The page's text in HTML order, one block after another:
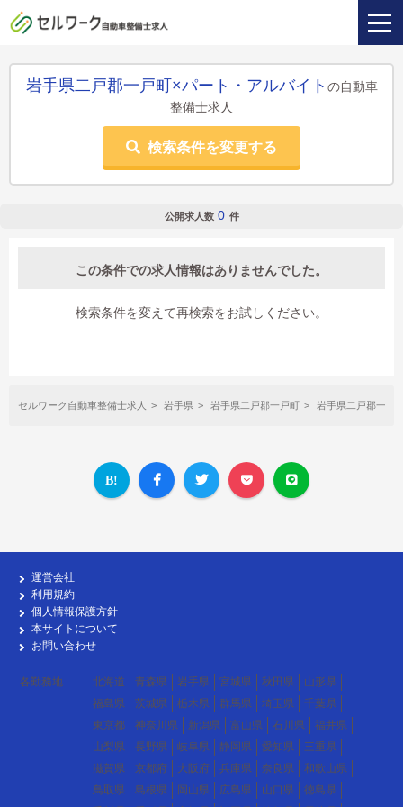
岩手県二戸郡一戸町×パート・アルバイト の自動車
整備士求人
検索条件を変更する
公開求人数 0 件
この条件での求人情報はありませんでした。
検索条件を変えて再検索をお試しください。
セルワーク自動車整備士求人 岩手県 岩手県二戸郡一戸町 岩手県二戸郡一戸
運営会社
利用規約
個人情報保護方針
本サイトについて
お問い合わせ
各勤務地 北海道 青森県 岩手県 宮城県 秋田県
山形県
福島県
茨城県 栃木県 群馬県 埼玉県
千葉県
東京都
神奈川県 新潟県 富山県 石川県
福井県
山梨県
長野県 岐阜県 静岡県 愛知県
三重県
滋賀県
京都府 大阪府 兵庫県 奈良県
和歌山県
鳥取県
島根県 岡山県 広島県 山口県
徳島県